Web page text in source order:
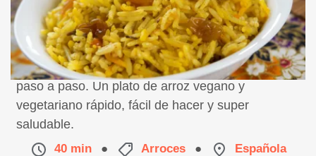
Receta de arroz con pasas y nueces, preparación
paso a paso. Un plato de arroz vegano y
vegetariano rápido, fácil de hacer y super
saludable.
40 min ● Arroces ● Española